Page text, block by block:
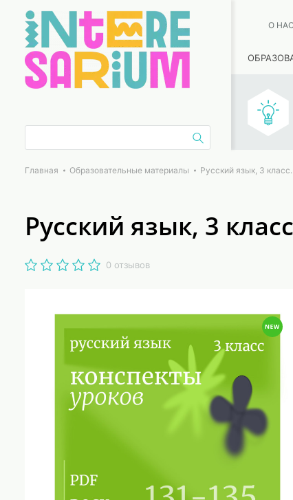
О НАС
Главная Образовательные материалы Русский язык, 3
Русский язык, 3
0 отзывов